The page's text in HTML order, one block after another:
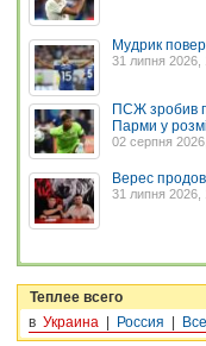
Мудрик
31 липня 2026,
ПСЖ зробив
Парми у
02 серпня
Верес
31 липня 2026,
Теплее всего
в Украина | Россия | Все